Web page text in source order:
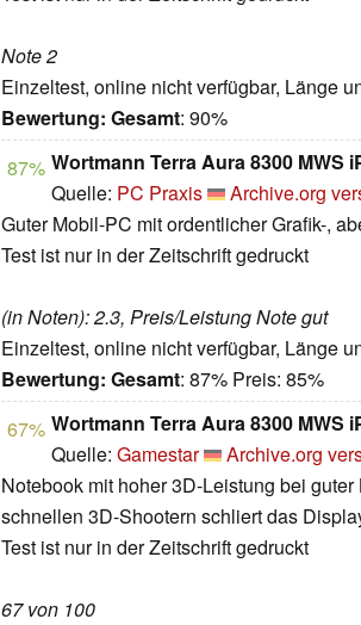
Note 2
Einzeltest, online nicht verfügbar, Länge
Bewertung: Gesamt: 90%
87% Wortmann Terra Aura 8300 MWS
Quelle: PC Praxis
Archive.org
Guter Mobil-PC mit ordentlicher Grafik-,
Test ist nur in der Zeitschrift gedruckt
(in Noten): 2.3, Preis/Leistung Note gut
Einzeltest, online nicht verfügbar, Länge
Bewertung: Gesamt: 87% Preis: 85%
67% Wortmann Terra Aura 8300 MWS
Quelle: Gamestar
Archive.org
Notebook mit hoher 3D-Leistung bei
schnellen 3D-Shootern schliert das
Test ist nur in der Zeitschrift gedruckt
67 von 100